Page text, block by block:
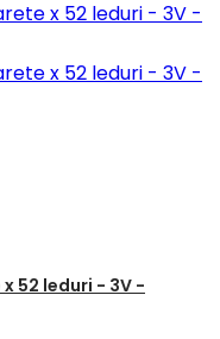
52 leduri - 3V -